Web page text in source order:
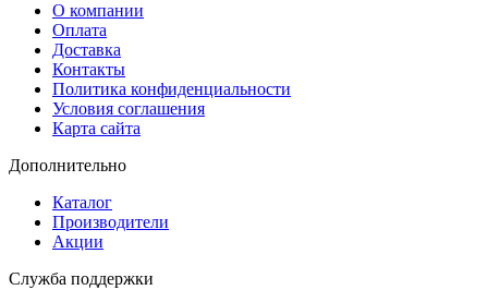
О компании
Оплата
Доставка
Контакты
Политика конфиденциальности
Условия соглашения
Карта сайта
Дополнительно
Каталог
Производители
Акции
Служба поддержки